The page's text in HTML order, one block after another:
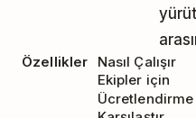
Özellikler
Nasıl Çalışır
Ekipler için
Ücretlendirme